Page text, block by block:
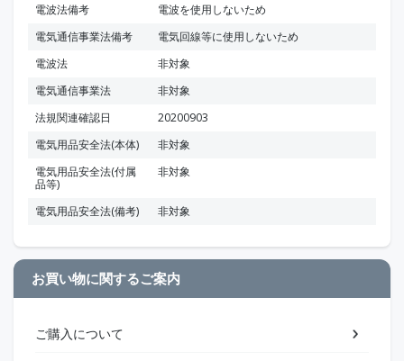
電波法備考
電波を使用しないため
電気通信事業法備考
電気回線等に使用しないため
電波法
非対象
電気通信事業法
非対象
法規関連確認日
20200903
電気用品安全法(本体)
非対象
電気用品安全法(付属
品等)
非対象
電気用品安全法(備考) 非対象
お買い物に関するご案内
ご購入について